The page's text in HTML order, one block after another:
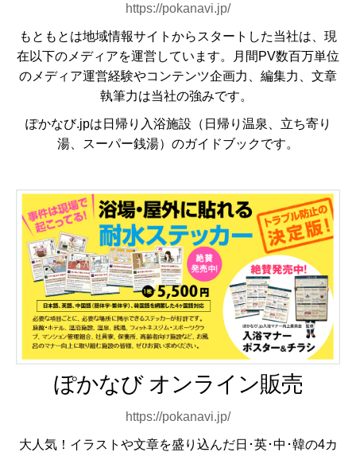
https://pokanavi.jp/
もともとは地域情報サイトからスタートした当社は、現
在以下のメディアを運営しています。月間PV数百万単位
のメディア運営経験やコンテンツ企画力、編集力、文章
執筆力は当社の強みです。
ぽかなび.jpは日帰り入浴施設（日帰り温泉、立ち寄り
湯、スーパー銭湯）のガイドブックです。
ぽかなび オンライン販売
https://pokanavi.jp/
大人気！イラストや文章を盛り込んだ日･英･中･韓の4カ